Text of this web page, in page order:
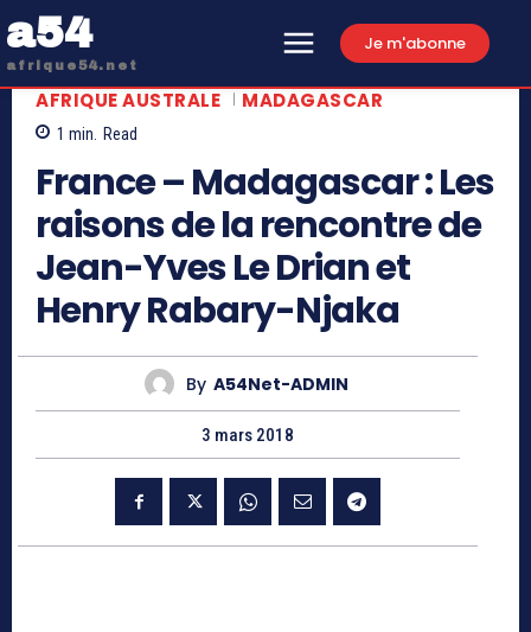
a54
afrique54.net
Je m'abonne
AFRIQUE AUSTRALE MADAGASCAR
1 min. Read
France – Madagascar : Les
raisons de la rencontre de
Jean-Yves Le Drian et
Henry Rabary-Njaka
By A54Net-ADMIN
3 mars 2018